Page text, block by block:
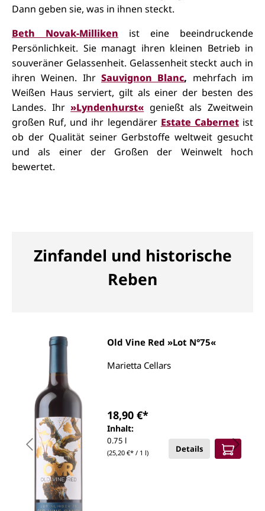
Dann geben sie, was in ihnen steckt.
Beth Novak-Milliken ist eine beeindruckende
Persönlichkeit. Sie managt ihren kleinen Betrieb in
souveräner Gelassenheit. Gelassenheit steckt auch in
ihren Weinen. Ihr Sauvignon Blanc, mehrfach im
Weißen Haus serviert, gilt als einer der besten des
Landes. Ihr»Lyndenhurst« genießt als Zweitwein
großen Ruf, und ihr legendärer Estate Cabernetist
ob der Qualität seiner Gerbstoffe weltweit gesucht
und als einer der Großen der Weinwelt hoch
bewertet.
Zinfandel und historische
Reben
Old Vine Red »Lot N°75«
Marietta Cellars
Inhalt:
0.75 l
(25,20 €* / 1 l)
18,90 €*
Details